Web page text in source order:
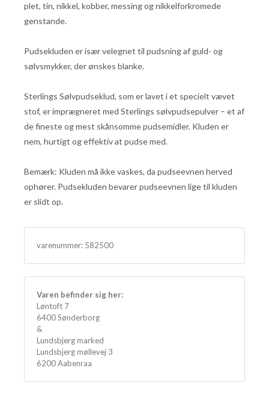
plet, tin, nikkel, kobber, messing og nikkelforkromede
genstande.
Pudsekluden er især velegnet til pudsning af guld- og
sølvsmykker, der ønskes blanke.
Sterlings Sølvpudseklud, som er lavet i et specielt vævet
stof, er imprægneret med Sterlings sølvpudsepulver – et af
de fineste og mest skånsomme pudsemidler. Kluden er
nem, hurtigt og effektiv at pudse med.
Bemærk: Kluden må ikke vaskes, da pudseevnen herved
ophører. Pudsekluden bevarer pudseevnen lige til kluden
er slidt op.
varenummer: 582500
Varen befinder sig her:
Løntoft 7
6400 Sønderborg
&
Lundsbjerg marked
Lundsbjerg møllevej 3
6200 Aabenraa